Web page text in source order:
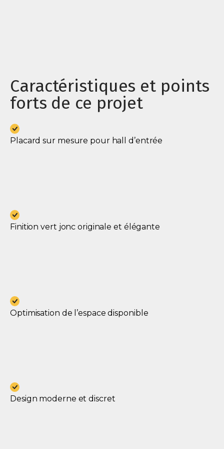
Caractéristiques et points
forts de ce projet
Placard sur mesure pour hall d’entrée
Finition vert jonc originale et élégante
Optimisation de l’espace disponible
Design moderne et discret